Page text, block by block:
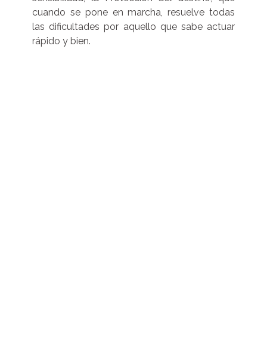
cuando se pone en marcha, resuelve todas
las dificultades por aquello que sabe actuar
rápido y bien.